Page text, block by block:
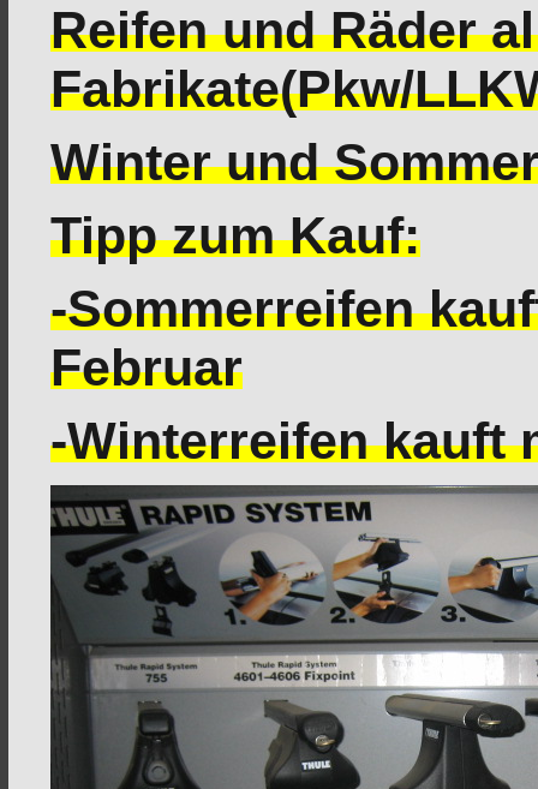
Reifen und Räder
Fabrikate(Pkw/
Winter und
Tipp zum Kauf:
-Sommerreifen
Februar
-Winterreifen kauft